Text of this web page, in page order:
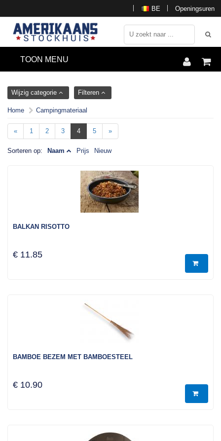
Openingsuren
BE
TOON MENU
Wijzig categorie Filteren
Home Campingmateriaal
« 1 2 3 4 5 »
Sorteren op: Naam Prijs Nieuw
BALKAN RISOTTO
€ 11.85
BAMBOE BEZEM MET BAMBOESTEEL
€ 10.90